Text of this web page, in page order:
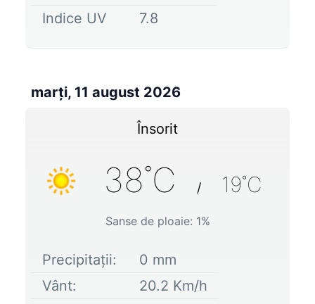
Indice UV
7.8
marți, 11 august 2026
Însorit
38˚C / 19˚C
Sanse de ploaie: 1%
Precipitații: 0 mm
Vânt:
20.2 Km/h